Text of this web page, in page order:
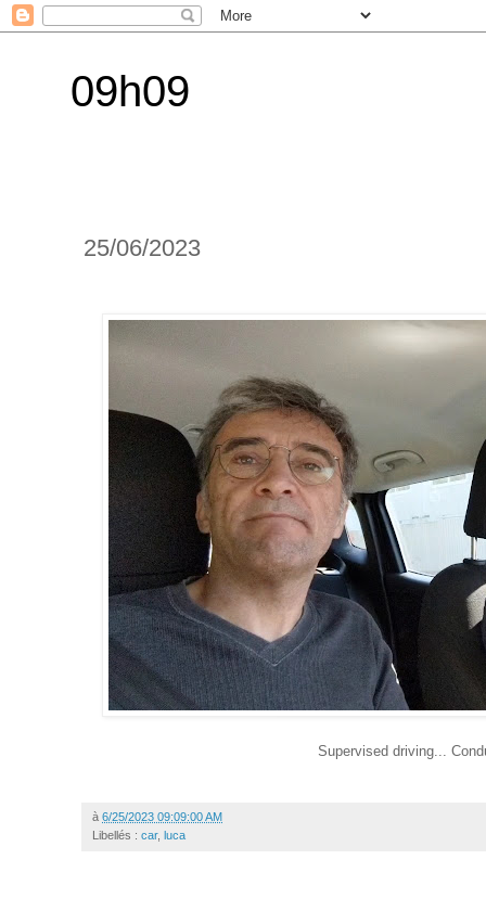
09h09
25/06/2023
Supervised driving...
à 6/25/2023 09:09:00 AM
Libellés : car, luca